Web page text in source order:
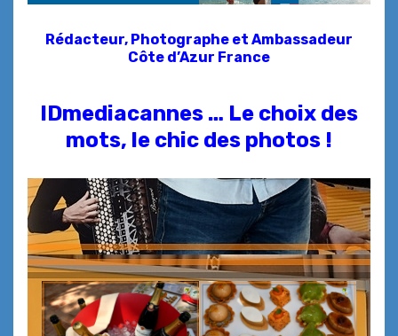
Rédacteur, Photographe et Ambassadeur
Côte d’Azur France
IDmediacannes … Le choix des
mots, le chic des photos !